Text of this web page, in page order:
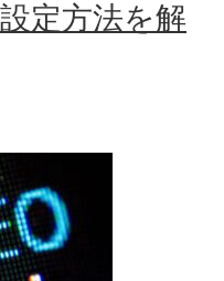
定方法を解